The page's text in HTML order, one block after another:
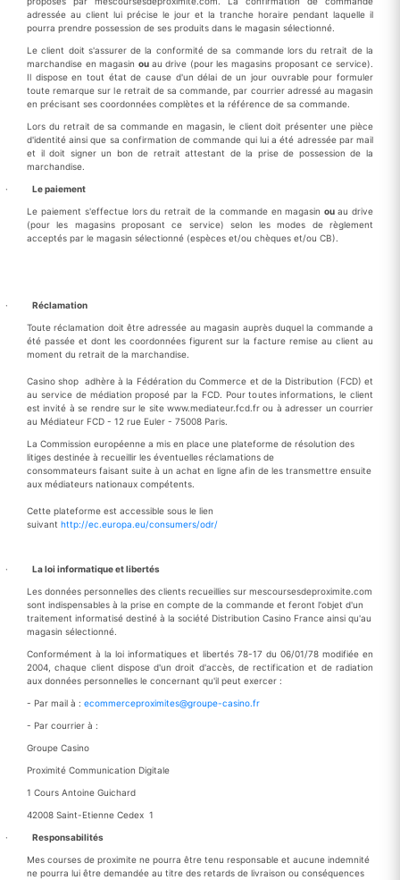
adressée au client lui précise le jour et la tranche horaire pendant laquelle il
pourra prendre possession de ses produits dans le magasin sélectionné.
Le client doit s'assurer de la conformité de sa commande lors du retrait de la
marchandise en magasin ou au drive (pour les magasins proposant ce service).
Il dispose en tout état de cause d'un délai de un jour ouvrable pour formuler
toute remarque sur le retrait de sa commande, par courrier adressé au magasin
en précisant ses coordonnées complètes et la référence de sa commande.
Lors du retrait de sa commande en magasin, le client doit présenter une pièce
d'identité ainsi que sa confirmation de commande qui lui a été adressée par mail
et il doit signer un bon de retrait attestant de la prise de possession de la
marchandise.
· Le paiement
Le paiement s'effectue lors du retrait de la commande en magasinouau drive
(pour les magasins proposant ce service) selon les modes de règlement
acceptés par le magasin sélectionné (espèces et/ou chèques et/ou CB).
· Réclamation
Toute réclamation doit être adressée au magasin auprès duquel la commande a
été passée et dont les coordonnées figurent sur la facture remise au client au
moment du retrait de la marchandise.
Casino shop adhère à la Fédération du Commerce et de la Distribution (FCD) et
au service de médiation proposé par la FCD. Pour toutes informations, le client
est invité à se rendre sur le site www.mediateur.fcd.fr ou à adresser un courrier
au Médiateur FCD - 12 rue Euler - 75008 Paris.
La Commission européenne a mis en place une plateforme de résolution des
litiges destinée à recueillir les éventuelles réclamations de
consommateurs faisant suite à un achat en ligne afin de les transmettre ensuite
aux médiateurs nationaux compétents.
Cette plateforme est accessible sous le lien
suivant http://ec.europa.eu/consumers/odr/
· La loi informatique et libertés
Les données personnelles des clients recueillies sur mescoursesdeproximite.com
sont indispensables à la prise en compte de la commande et feront l'objet d'un
traitement informatisé destiné à la société Distribution Casino France ainsi qu'au
magasin sélectionné.
Conformément à la loi informatiques et libertés 78-17 du 06/01/78 modifiée en
2004, chaque client dispose d'un droit d'accès, de rectification et de radiation
aux données personnelles le concernant qu'il peut exercer :
- Par mail à : ecommerceproximites@groupe-casino.fr
- Par courrier à :
Groupe Casino
Proximité Communication Digitale
1 Cours Antoine Guichard
42008 Saint-Etienne Cedex 1
· Responsabilités
Mes courses de proximite ne pourra être tenu responsable et aucune indemnité
ne pourra lui être demandée au titre des retards de livraison ou conséquences